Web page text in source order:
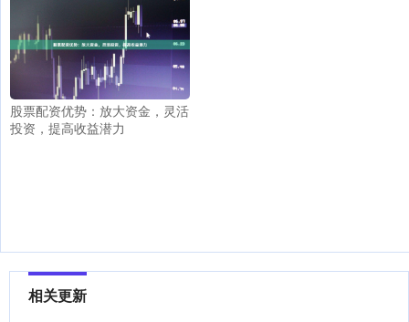
股票配资优势：放大资金，灵活
投资，提高收益潜力
相关更新